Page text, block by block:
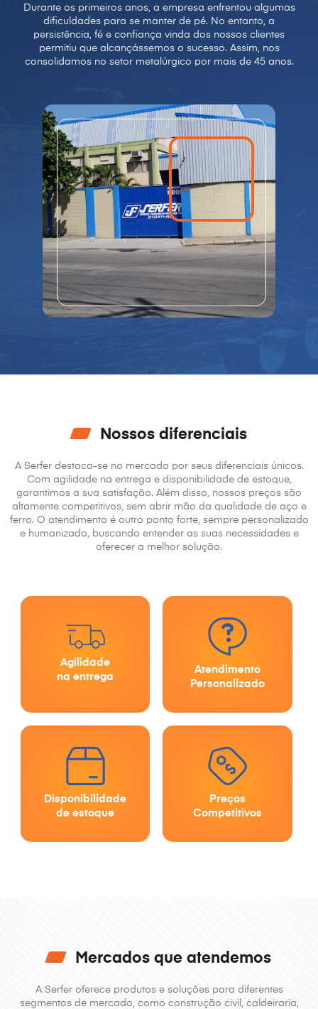
Durante os primeiros anos, a empresa enfrentou algumas
dificuldades para se manter de pé. No entanto, a
persistência, fé e confiança vinda dos nossos clientes
permitiu que alcançássemos o sucesso. Assim, nos
consolidamos no setor metalúrgico por mais de 45 anos.
Nossos diferenciais
A Serfer destaca-se no mercado por seus diferenciais únicos.
Com agilidade na entrega e disponibilidade de estoque,
garantimos a sua satisfação. Além disso, nossos preços são
altamente competitivos, sem abrir mão da qualidade de aço e
ferro. O atendimento é outro ponto forte, sempre personalizado
e humanizado, buscando entender as suas necessidades e
oferecer a melhor solução.
Agilidade
na entrega
Atendimento
Personalizado
Disponibilidade
de estoque
Preços
Competitivos
Mercados que atendemos
A Serfer oferece produtos e soluções para diferentes
segmentos de mercado, como construção civil, caldeiraria,